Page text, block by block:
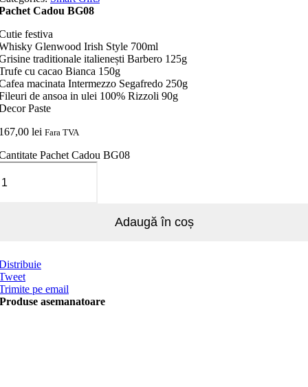
Cadou BG08
festiva
Glenwood Irish Style 700ml
traditionale italienești Barbero 125g
cu cacao Bianca 150g
macinata Intermezzo Segafredo 250g
de ansoa in ulei 100% Rizzoli 90g
Paste
lei Fara TVA
Pachet Cadou BG08
Adaugă în coș
pe email
Produse asemanatoare